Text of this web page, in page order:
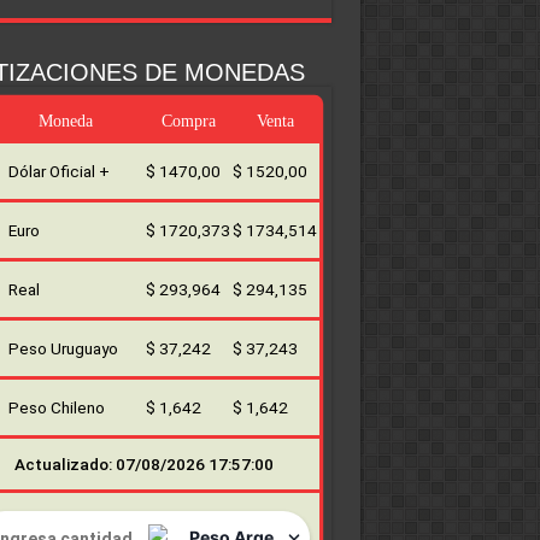
DE MONEDAS
Moneda Compra Venta
Dólar Oficial + $ 1470,00 $ 1520,00
Euro $ 1720,373$ 1734,514
Real $ 293,964 $ 294,135
Peso Uruguayo $ 37,242 $ 37,243
Peso Chileno $ 1,642 $ 1,642
Actualizado: 07/08/2026 17:57:00